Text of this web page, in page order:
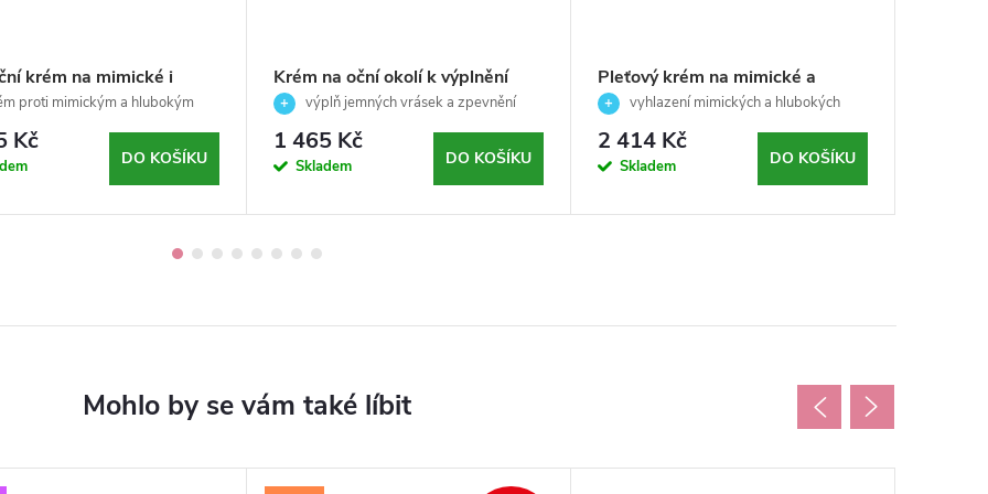
krém na mimické i
vrásky v okolí rtů -
- Skeyndor - 10 ml
proti mimickým a hlubokým
kolem rtů, pro vyhlazenou a
Kč
DO KOŠÍKU
Krém na oční okolí k výplnění
vrásek - Corrective - Skeyndor -
15 ml
výplň jemných vrásek a zpevnění
očního okolí
1 465 Kč
Skladem DO KOŠÍKU
Pleťový krém na mimické a
hluboké vrásky pro zralou,
suchou a unavenou pleť -
Corrective - Skeyndor - 50 ml
vyhlazení mimických a hlubokých
vrásek
2 414 Kč
Skladem DO KOŠÍKU